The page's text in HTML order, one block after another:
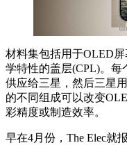
材料集包括用于OLED
学特性的盖层(CPL)。
供应给三星，然后三星
的不同组成可以改变
彩精度或制造效率。
早在4月份，The Elec就